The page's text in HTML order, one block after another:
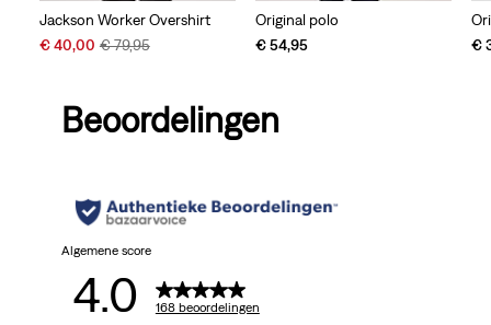
Jackson Worker Overshirt
Sale
€ 40,00 Original
€ 79,95
Original polo
€ 54,95
€
Beoordelingen
Algemene score
4.0 168 beoordelingen